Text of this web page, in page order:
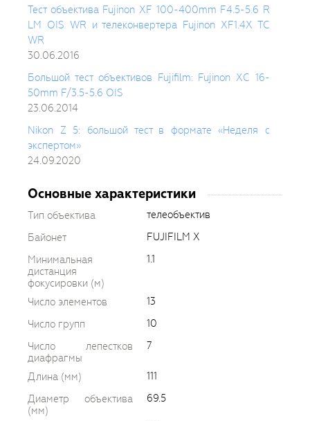
Тест объектива Fujinon XF 100-400mm F4.5-5.6 R
LM OIS WR и телеконвертера Fujinon XF1.4X TC
WR
30.06.2016
Большой тест объективов Fujifilm: Fujinon XС 16-
50mm F/3.5-5.6 OIS
23.06.2014
Nikon Z 5: большой тест в формате «Неделя с
экспертом»
24.09.2020
Основные характеристики
Тип объектива
телеобъектив
Байонет
FUJIFILM X
Минимальная
дистанция
фокусировки (м)
1.1
Число элементов
13
Число групп
10
Число лепестков
диафрагмы
7
Длина (мм)
111
Диаметр объектива
(мм)
69.5